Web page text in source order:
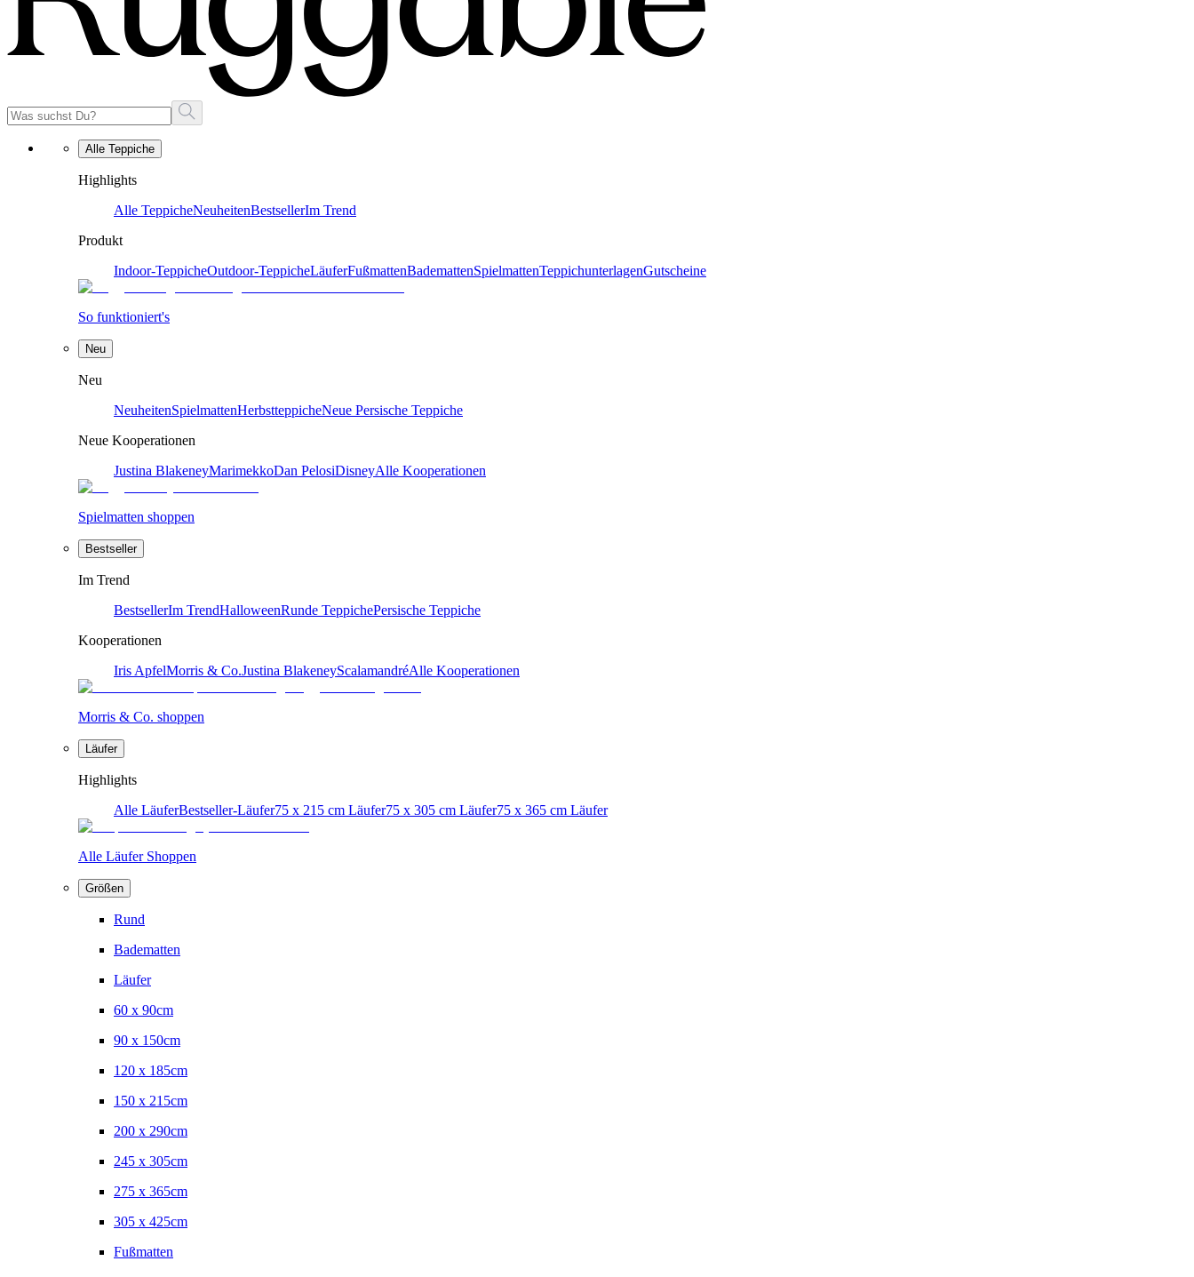
Alle Teppiche
Highlights
Alle TeppicheNeuheitenBestsellerIm Trend
Produkt
Indoor-TeppicheOutdoor-TeppicheLäuferFußmattenBademattenSpielmattenTeppichunterlagenGutscheine
So funktioniert's
Neu
Neu
NeuheitenSpielmattenHerbstteppicheNeue Persische Teppiche
Neue Kooperationen
Justina BlakeneyMarimekkoDan PelosiDisneyAlle Kooperationen
Spielmatten shoppen
Bestseller
Im Trend
BestsellerIm TrendHalloweenRunde TeppichePersische Teppiche
Kooperationen
Iris ApfelMorris & Co.Justina BlakeneyScalamandréAlle Kooperationen
Morris & Co. shoppen
Läufer
Highlights
Alle LäuferBestseller-Läufer75 x 215 cm Läufer75 x 305 cm Läufer75 x 365 cm Läufer
Alle Läufer Shoppen
Größen
Rund
Badematten
Läufer
60 x 90cm
90 x 150cm
120 x 185cm
150 x 215cm
200 x 290cm
245 x 305cm
275 x 365cm
305 x 425cm
Fußmatten